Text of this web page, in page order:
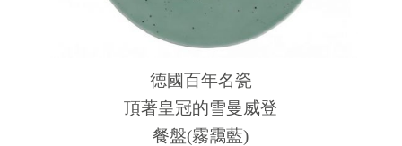
德國百年名瓷
頂著皇冠的雪曼威登
餐盤(霧靄藍)